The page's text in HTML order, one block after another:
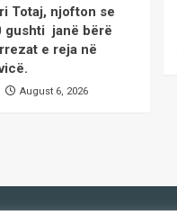
Totaj, njofton se
gushti janë bërë
e reja në
August 6, 2026